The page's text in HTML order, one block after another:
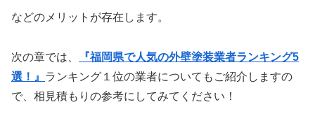
などのメリットが存在します。
次の章では、
『福岡県で人気の外壁塗装業者ランキング5
選！』 ランキング１位の業者についてもご紹介しますの
で、相見積もりの参考にしてみてください！